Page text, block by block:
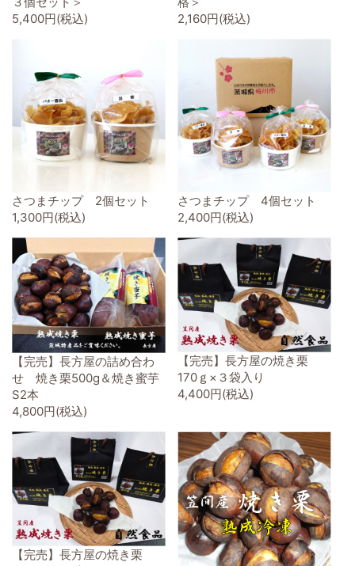
5,400円(税込)
2,160円(税込)
さつまチップ 2個セット
1,300円(税込)
さつまチップ 4個セット
2,400円(税込)
【完売】長方屋の詰め合わ
せ 焼き栗500g＆焼き蜜芋
S2本
4,800円(税込)
【完売】長方屋の焼き栗
170ｇ×３袋入り
4,400円(税込)
【完売】長方屋の焼き栗